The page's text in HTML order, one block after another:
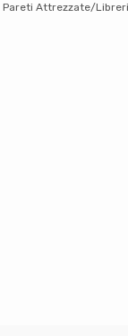
Pareti Attrezzate/